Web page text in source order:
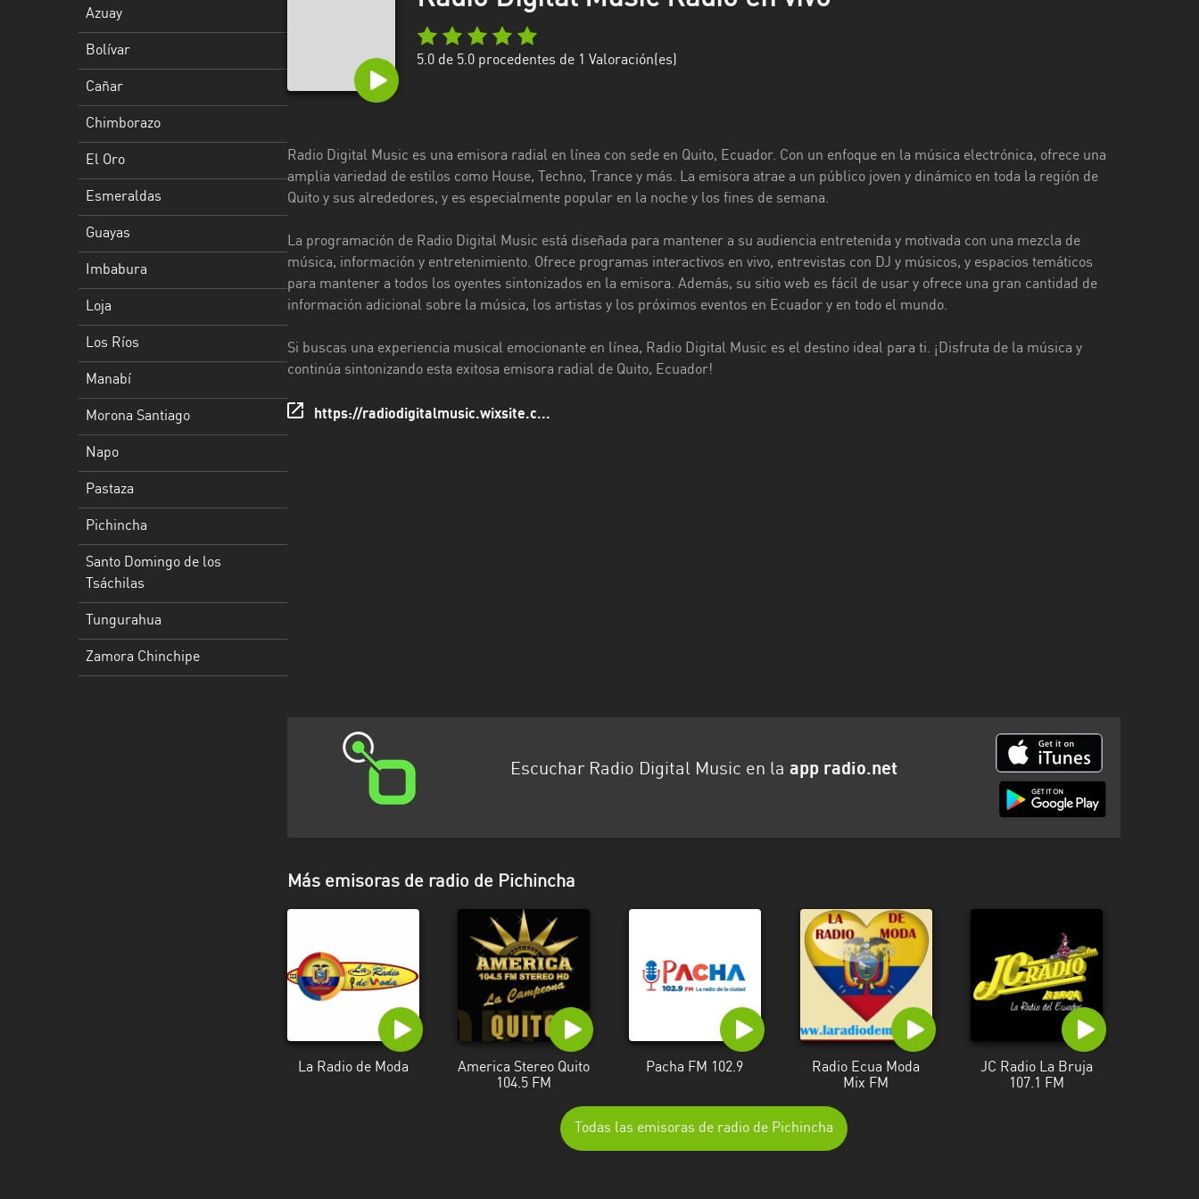
Santiago
Pichincha
Tsáchilas
Tungurahua
Chinchipe
Azuay
Bolívar
Cañar
Chimborazo
El Oro
Esmeraldas
Guayas
Imbabura
Loja
Los Ríos
Manabí
Morona Santiago
Napo
Pastaza
Pichincha
Santo Domingo de los
Tsáchilas
Tungurahua
Zamora Chinchipe
5.0de 5.0 procedentes de 1 Valoración(es)
Radio Digital Music es una emisora radial en línea con sede en Quito, Ecuador. Con un enfoque en la música electrónica, ofrece una
amplia variedad de estilos como House, Techno, Trance y más. La emisora atrae a un público joven y dinámico en toda la región de
Quito y sus alrededores, y es especialmente popular en la noche y los fines de semana.
La programación de Radio Digital Music está diseñada para mantener a su audiencia entretenida y motivada con una mezcla de
música, información y entretenimiento. Ofrece programas interactivos en vivo, entrevistas con DJ y músicos, y espacios temáticos
para mantener a todos los oyentes sintonizados en la emisora. Además, su sitio web es fácil de usar y ofrece una gran cantidad de
información adicional sobre la música, los artistas y los próximos eventos en Ecuador y en todo el mundo.
Si buscas una experiencia musical emocionante en línea, Radio Digital Music es el destino ideal para ti. ¡Disfruta de la música y
continúa sintonizando esta exitosa emisora radial de Quito, Ecuador!
https://radiodigitalmusic.wixsite.c...
Escuchar Radio Digital Music en la app radio.net
Más emisoras de radio de Pichincha
La Radio de Moda
America Stereo Quito
104.5 FM
Pacha FM 102.9
Radio Ecua Moda
Mix FM
JC Radio La Bruja
107.1 FM
Todas las emisoras de radio de Pichincha